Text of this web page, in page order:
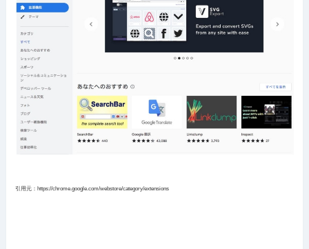
引用元：https://chrome.google.com/webstore/category/extensions